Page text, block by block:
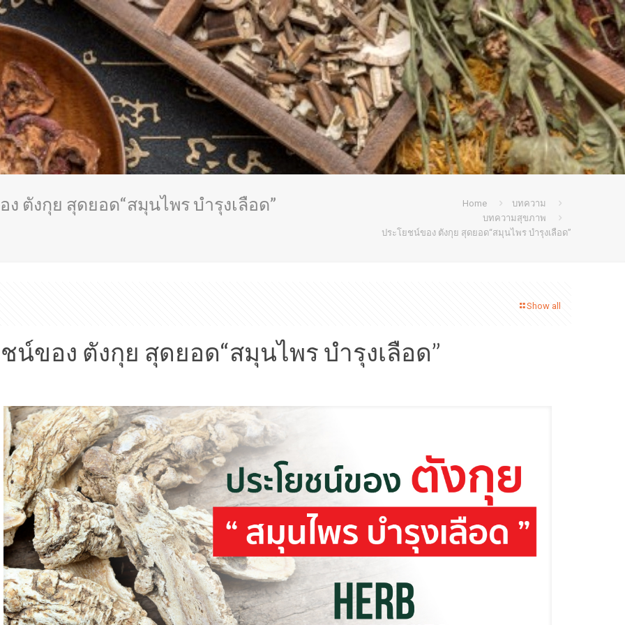
ตังกุย สุดยอด“สมุนไพร บำรุงเลือด” Home
บทความ
บทความสุขภาพ
ประโยชน์ของ ตังกุย สุดยอด“สมุนไพร บำรุงเลือด”
Show all
น์ของ ตังกุย สุดยอด“สมุนไพร บำรุงเลือด”